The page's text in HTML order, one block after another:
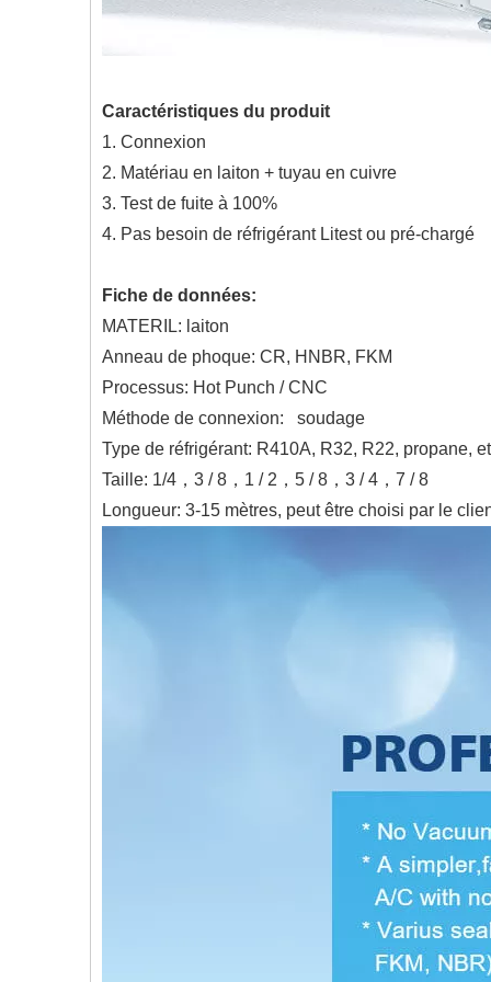
Caractéristiques du produit
1. Connexion
2. Matériau en laiton + tuyau en cuivre
3. Test de fuite à 100%
4. Pas besoin de réfrigérant Litest ou pré-chargé
Fiche de données:
MATERIL: laiton
Anneau de phoque: CR, HNBR, FKM
Processus: Hot Punch / CNC
Méthode de connexion: soudage
Type de réfrigérant: R410A, R32, R22, propane,
Taille: 1/4，3 / 8，1 / 2，5 / 8，3 / 4，7 / 8
Longueur: 3-15 mètres, peut être choisi par le